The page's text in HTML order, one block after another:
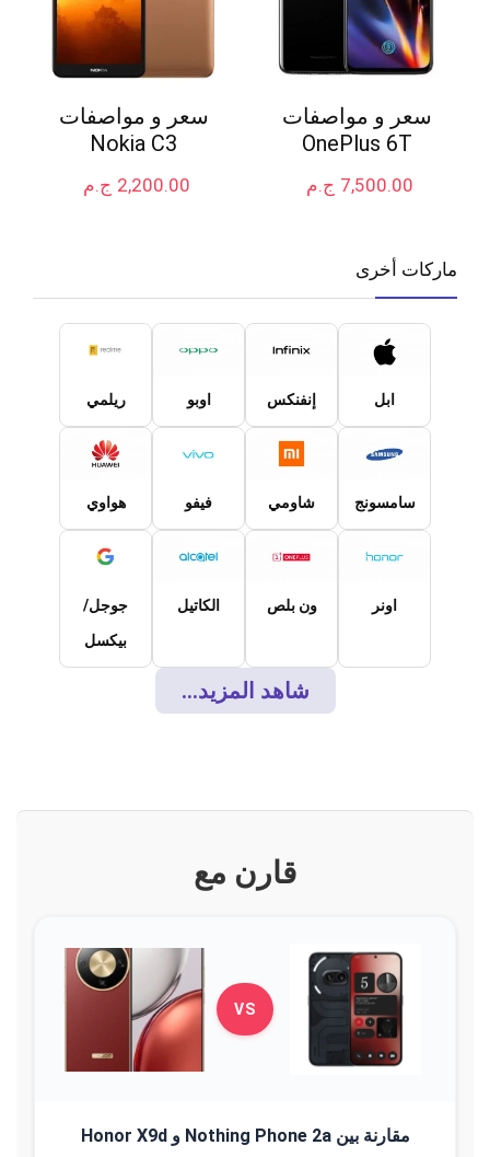
سعر و مواصفات
OnePlus 6T
ج.م 7,500.00
سعر و مواصفات
Nokia C3
ج.م 2,200.00
ماركات أخرى
ابل إنفنكس اوبو ريلمي
سامسونج شاومي فيفو هواوي
اونر ون بلص الكاتيل
جوجل/
بيكسل
شاهد المزيد...
قارن مع
VS
مقارنة بين Nothing Phone 2a و Honor X9d